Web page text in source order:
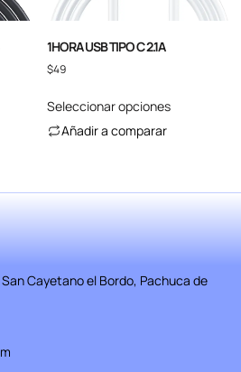
1HORA USB TIPO C 2.1A
$49
Seleccionar opciones
Añadir a comparar
Cayetano el Bordo, Pachuca de